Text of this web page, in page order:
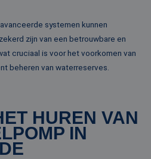
systemen kunnen
zijn van een betrouwbare en
cruciaal is voor het voorkomen van
beheren van waterreserves.
HUREN VAN
IN
die we gebruiken
het gebruik van
analyses te
10 minuten
Deze cookie
over eventuele
advertenties die